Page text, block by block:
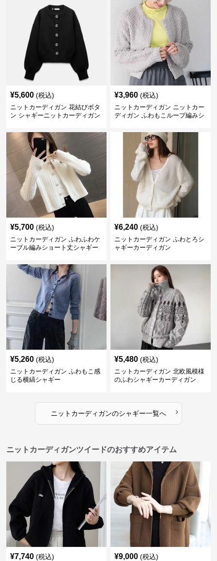
¥5,600 (税込)
ニットカーディガン 花結びボタ
ン シャギーニットカーディガン
¥3,960 (税込)
ニットカーディガン ニットカー
ディガン ふわもこループ編みシ
¥5,700 (税込)
ニットカーディガン ふわふわケ
ーブル編みショート丈シャギー
¥6,240 (税込)
ニットカーディガン ふわとろシ
ャギーカーディガン
¥5,260 (税込)
ニットカーディガン ふわもこ感
じる横縞シャギー
¥5,480 (税込)
ニットカーディガン 北欧風模様
のふわシャギーカーディガン
ニットカーディガンのシャギー一覧へ ›
ニットカーディガンツイードのおすすめアイテム
¥7,740 (税込) ¥9,000 (税込)